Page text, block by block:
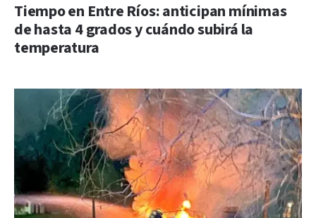
Tiempo en Entre Ríos: anticipan mínimas
de hasta 4 grados y cuándo subirá la
temperatura